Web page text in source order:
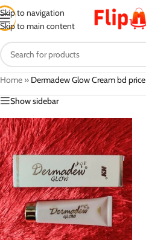
Skip to navigation
Skip to main content
Home » Dermadew Glow Cream bd price
Show sidebar